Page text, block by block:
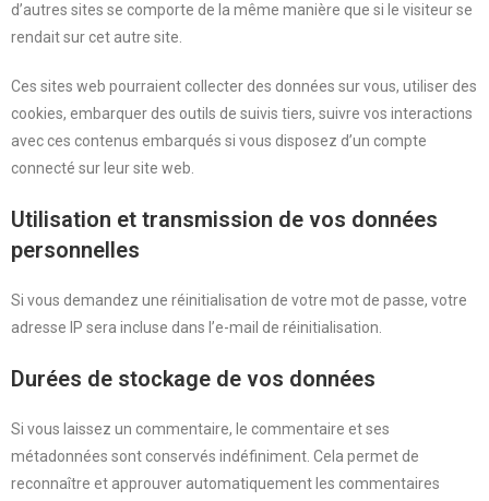
d’autres sites se comporte de la même manière que si le visiteur se
rendait sur cet autre site.
Ces sites web pourraient collecter des données sur vous, utiliser des
cookies, embarquer des outils de suivis tiers, suivre vos interactions
avec ces contenus embarqués si vous disposez d’un compte
connecté sur leur site web.
Utilisation et transmission de vos données
personnelles
Si vous demandez une réinitialisation de votre mot de passe, votre
adresse IP sera incluse dans l’e-mail de réinitialisation.
Durées de stockage de vos données
Si vous laissez un commentaire, le commentaire et ses
métadonnées sont conservés indéfiniment. Cela permet de
reconnaître et approuver automatiquement les commentaires